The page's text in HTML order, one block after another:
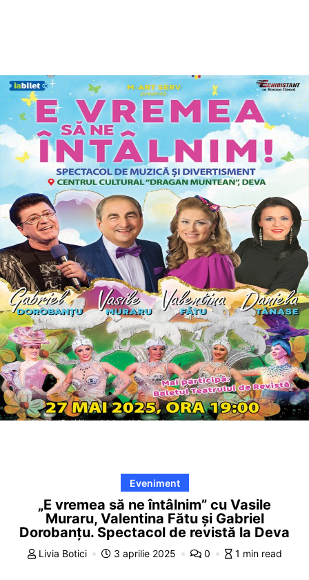
Eveniment
„E vremea să ne întâlnim” cu Vasile
Muraru, Valentina Fătu și Gabriel
Dorobanțu. Spectacol de revistă la Deva
Livia Botici 3 aprilie 2025 0 1 min read